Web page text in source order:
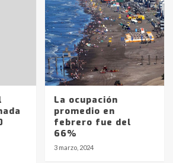
La ocupación
promedio en
febrero fue del
66%
3 marzo, 2024